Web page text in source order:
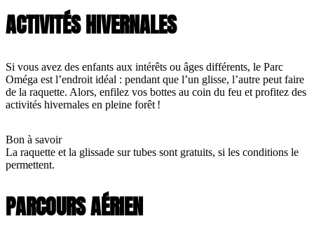
ACTIVITÉS HIVERNALES
Si vous avez des enfants aux intérêts ou âges différents, le Parc
Oméga est l’endroit idéal : pendant que l’un glisse, l’autre peut faire
de la raquette. Alors, enfilez vos bottes au coin du feu et profitez des
activités hivernales en pleine forêt !
Bon à savoir
La raquette et la glissade sur tubes sont gratuits, si les conditions le
permettent.
PARCOURS AÉRIEN